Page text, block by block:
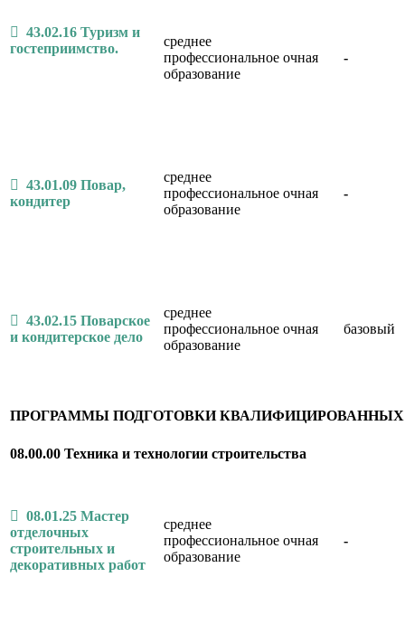
43.02.16 Туризм и
гостеприимство.
среднее
профессиональное
образование
очная -
43.01.09 Повар,
кондитер
среднее
профессиональное
образование
очная -
43.02.15 Поварское
и кондитерское дело
среднее
профессиональное
образование
очная базовый
ПРОГРАММЫ ПОДГОТОВКИ
08.00.00 Техника и технологии строительства
08.01.25 Мастер
отделочных
строительных и
декоративных работ
среднее
профессиональное
образование
очная -